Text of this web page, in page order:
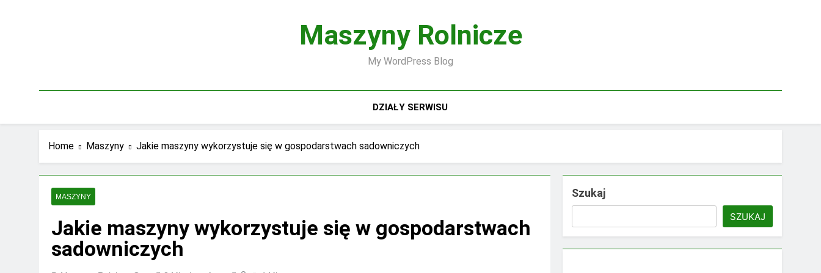
Maszyny Rolnicze
My WordPress Blog
DZIAŁY SERWISU
Home Maszyny Jakie maszyny wykorzystuje się w gospodarstwach sadowniczych
MASZYNY
Jakie maszyny wykorzystuje się w gospodarstwach
sadowniczych
Szukaj
SZUKAJ